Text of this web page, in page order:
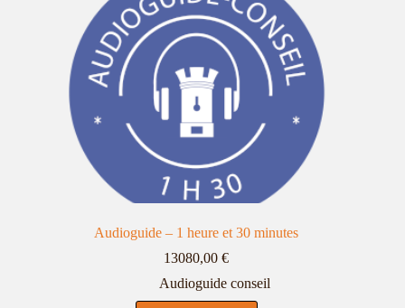
Audioguide – 1 heure et 30 minutes
13080,00€
Audioguide conseil